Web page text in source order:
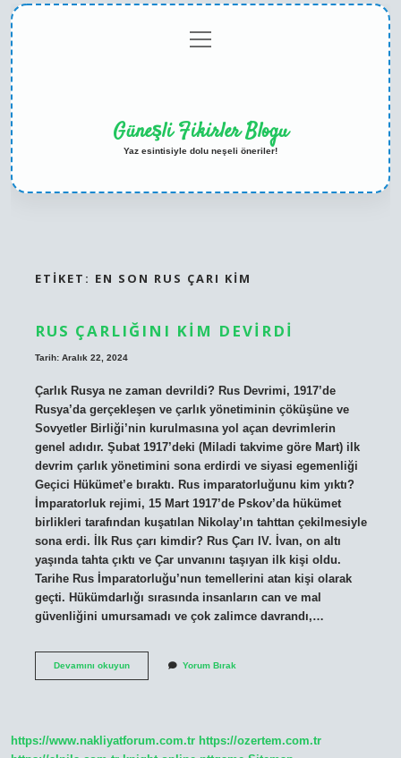
menüyü
aç
Güneşli Fikirler Blogu
Yaz esintisiyle dolu neşeli öneriler!
ETIKET: EN SON RUS ÇARI KIM
RUS ÇARLIĞINI KIM DEVIRDI
Tarih: Aralık 22, 2024
Çarlık Rusya ne zaman devrildi? Rus Devrimi, 1917’de
Rusya’da gerçekleşen ve çarlık yönetiminin çöküşüne ve
Sovyetler Birliği’nin kurulmasına yol açan devrimlerin
genel adıdır. Şubat 1917’deki (Miladi takvime göre Mart) ilk
devrim çarlık yönetimini sona erdirdi ve siyasi egemenliği
Geçici Hükümet’e bıraktı. Rus imparatorluğunu kim yıktı?
İmparatorluk rejimi, 15 Mart 1917’de Pskov’da hükümet
birlikleri tarafından kuşatılan Nikolay’ın tahttan çekilmesiyle
sona erdi. İlk Rus çarı kimdir? Rus Çarı IV. İvan, on altı
yaşında tahta çıktı ve Çar unvanını taşıyan ilk kişi oldu.
Tarihe Rus İmparatorluğu’nun temellerini atan kişi olarak
geçti. Hükümdarlığı sırasında insanların can ve mal
güvenliğini umursamadı ve çok zalimce davrandı,…
Devamını okuyunRus
Yorum Bırak
https://www.nakliyatforum.com.tr https://ozertem.com.tr